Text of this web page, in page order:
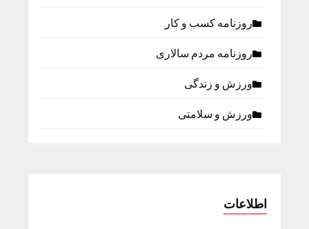
روزنامه كسب و كار
روزنامه مردم سالاری
ورزش و زندگی
ورزش و سلامتی
اطلاعات